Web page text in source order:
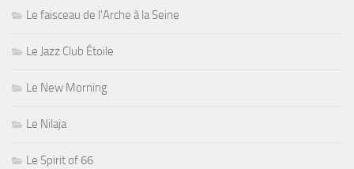
Le faisceau de l'Arche à la Seine
Le Jazz Club Étoile
Le New Morning
Le Nilaja
Le Spirit of 66